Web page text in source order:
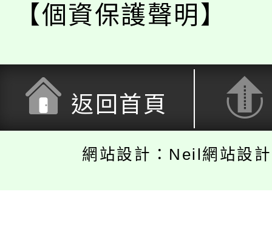
【個資保護聲明】
返回首頁
網站設計：Neil網站設